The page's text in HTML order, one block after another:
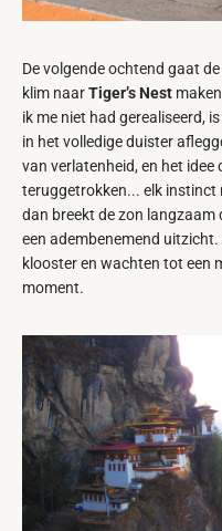
De volgende ochtend gaat
klim naarTiger’s Nest
ik me niet had gerealiseerd,
in het volledige duister
van verlatenheid, en het idee
teruggetrokken... elk instinct
dan breekt de zon
een adembenemend
klooster en wachten tot een
moment.